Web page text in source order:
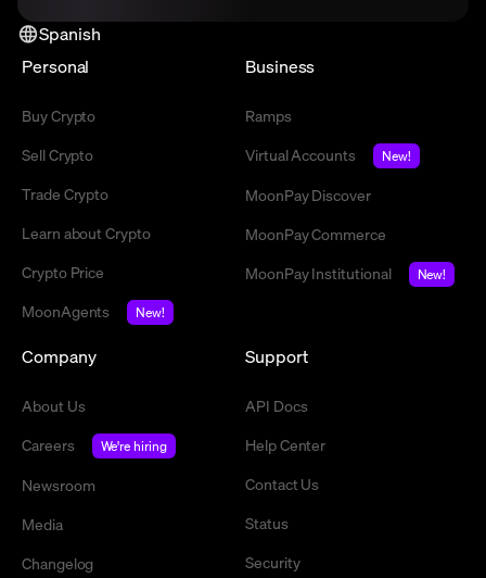
Spanish
Personal
Buy Crypto
Sell Crypto
Trade Crypto
Learn about Crypto
Crypto Price
MoonAgents
New!
Business
Ramps
Virtual Accounts
New!
MoonPay Discover
MoonPay Commerce
MoonPay Institutional
New!
Company
About Us
Careers
We're hiring
Newsroom
Media
Changelog
Support
API Docs
Help Center
Contact Us
Status
Security